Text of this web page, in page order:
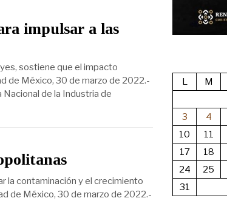
impulsar a las
sostiene que el impacto
de México, 30 de marzo de 2022.-
de la Industria de
la contaminación y el crecimiento
de México, 30 de marzo de 2022.-
L
M
3
4
10
11
17
18
24
25
31